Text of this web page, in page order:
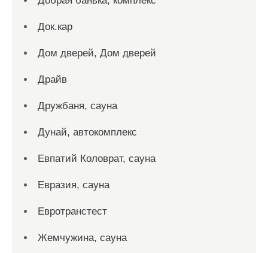
Док.кар
Дом дверей, Дом дверей
Драйв
Дружбаня, сауна
Дунай, автокомплекс
Евпатий Коловрат, сауна
Евразия, сауна
Евротранстест
Жемчужина, сауна